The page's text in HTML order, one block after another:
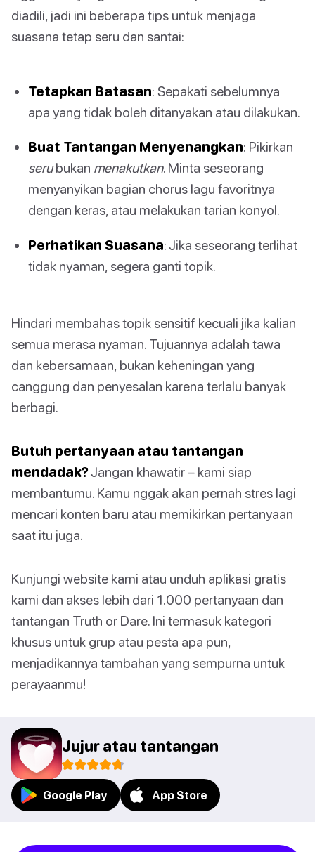
diadili, jadi ini beberapa tips untuk menjaga
suasana tetap seru dan santai:
Tetapkan Batasan: Sepakati sebelumnya
apa yang tidak boleh ditanyakan atau dilakukan.
Buat Tantangan Menyenangkan: Pikirkan
serubukan menakutkan. Minta seseorang
menyanyikan bagian chorus lagu favoritnya
dengan keras, atau melakukan tarian konyol.
Perhatikan Suasana: Jika seseorang terlihat
tidak nyaman, segera ganti topik.
Hindari membahas topik sensitif kecuali jika kalian
semua merasa nyaman. Tujuannya adalah tawa
dan kebersamaan, bukan keheningan yang
canggung dan penyesalan karena terlalu banyak
berbagi.
Butuh pertanyaan atau tantangan
mendadak?Jangan khawatir – kami siap
membantumu. Kamu nggak akan pernah stres lagi
mencari konten baru atau memikirkan pertanyaan
saat itu juga.
Kunjungi website kami atau unduh aplikasi gratis
kami dan akses lebih dari 1.000 pertanyaan dan
tantangan Truth or Dare. Ini termasuk kategori
khusus untuk grup atau pesta apa pun,
menjadikannya tambahan yang sempurna untuk
perayaanmu!
Jujur atau tantangan
Google Play App Store